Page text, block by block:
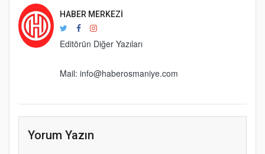
HABER MERKEZI
Editörün Diğer Yazıları
Mail: info@haberosmaniye.com
Yorum Yazın